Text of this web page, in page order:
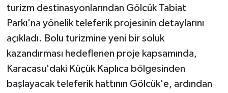
turizm destinasyonlarından Gölcük Tabiat
Parkı'na yönelik teleferik projesinin detaylarını
açıkladı. Bolu turizmine yeni bir soluk
kazandırması hedeflenen proje kapsamında,
Karacasu'daki Küçük Kaplıca bölgesinden
başlayacak teleferik hattının Gölcük'e, ardından